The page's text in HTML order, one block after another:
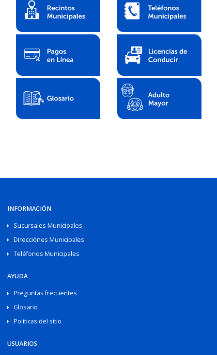
INFORMACIÓN
Sucursales Municipales
Direcciónes Municipales
Teléfonos Municipales
AYUDA
Preguntas frecuentes
Glosario
Politicas del sitio
USUARIOS